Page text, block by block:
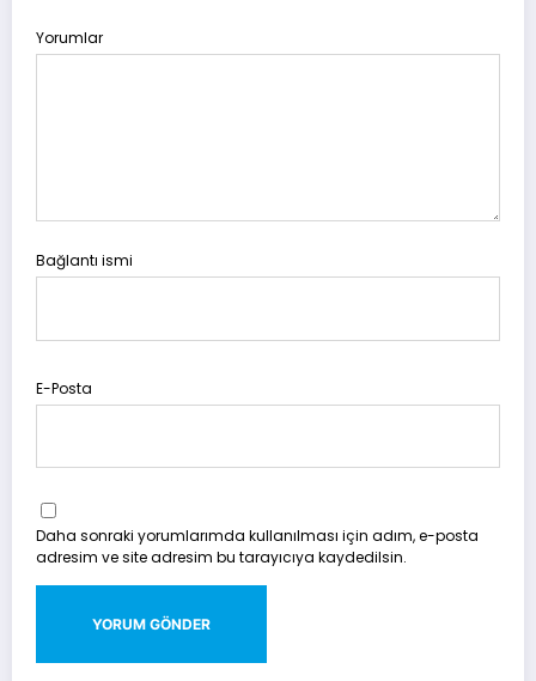
Yorumlar
Bağlantı ismi
E-Posta
Daha sonraki yorumlarımda kullanılması için adım, e-posta
adresim ve site adresim bu tarayıcıya kaydedilsin.